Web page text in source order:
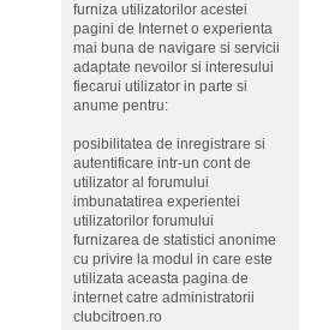
furniza utilizatorilor acestei
pagini de Internet o experienta
mai buna de navigare si servicii
adaptate nevoilor si interesului
fiecarui utilizator in parte si
anume pentru:
posibilitatea de inregistrare si
autentificare intr-un cont de
utilizator al forumului
imbunatatirea experientei
utilizatorilor forumului
furnizarea de statistici anonime
cu privire la modul in care este
utilizata aceasta pagina de
internet catre administratorii
clubcitroen.ro